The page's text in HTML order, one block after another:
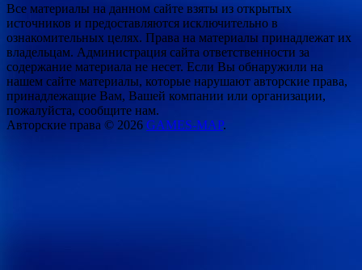
Все материалы на данном сайте взяты из открытых
источников и предоставляются исключительно в
ознакомительных целях. Права на материалы принадлежат их
владельцам. Администрация сайта ответственности за
содержание материала не несет. Если Вы обнаружили на
нашем сайте материалы, которые нарушают авторские права,
принадлежащие Вам, Вашей компании или организации,
пожалуйста, сообщите нам.
Авторские права © 2026 GAMES-MAP.